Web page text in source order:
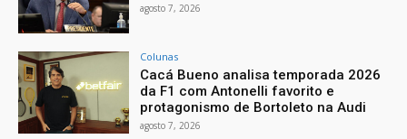
agosto 7, 2026
Colunas
Cacá Bueno analisa temporada 2026
da F1 com Antonelli favorito e
protagonismo de Bortoleto na Audi
agosto 7, 2026